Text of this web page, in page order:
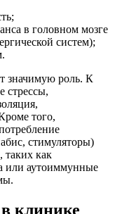
в головном мозге
систем);
значимую роль. К
стрессы,
того,
стимуляторы)
таких как
или аутоиммунные
клинике